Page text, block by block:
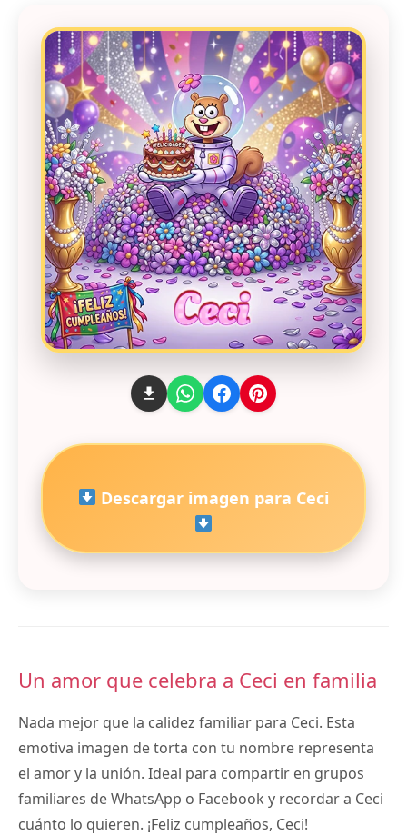
Descargar imagen para Ceci
Un amor que celebra a Ceci en familia
Nada mejor que la calidez familiar para Ceci. Esta
emotiva imagen de torta con tu nombre representa
el amor y la unión. Ideal para compartir en grupos
familiares de WhatsApp o Facebook y recordar a Ceci
cuánto lo quieren. ¡Feliz cumpleaños, Ceci!